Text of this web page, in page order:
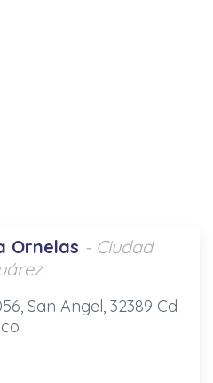
Ornelas - Ciudad
San Angel, 32389 Cd